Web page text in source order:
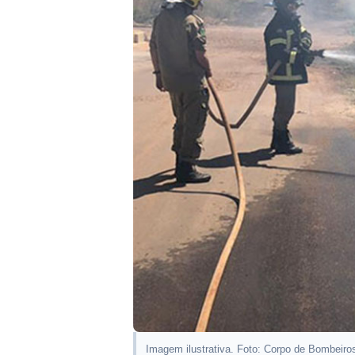
Imagem ilustrativa. Foto: Corpo de